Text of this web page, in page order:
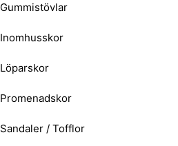
Gummistövlar
Inomhusskor
Löparskor
Promenadskor
Sandaler / Tofflor